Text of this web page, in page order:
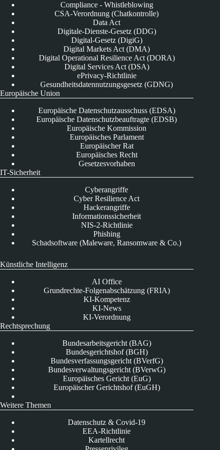
Compliance - Whistleblowing
CSA-Verordnung (Chatkontrolle)
Data Act
Digitale-Dienste-Gesetz (DDG)
Digital-Gesetz (DigiG)
Digital Markets Act (DMA)
Digital Operational Resilience Act (DORA)
Digital Services Act (DSA)
ePrivacy-Richtlinie
Gesundheitsdatennutzungsgesetz (GDNG)
Europäische Union
Europäische Datenschutzausschuss (EDSA)
Europäische Datenschutzbeauftragte (EDSB)
Europäische Kommission
Europäisches Parlament
Europäischer Rat
Europäisches Recht
Gesetzesvorhaben
IT-Sicherheit
Cyberangriffe
Cyber Resilience Act
Hackerangriffe
Informationssicherheit
NIS-2-Richtlinie
Phishing
Schadsoftware (Maleware, Ransomware & Co.)
Künstliche Intelligenz
AI Office
Grundrechte-Folgenabschätzung (FRIA)
KI-Kompetenz
KI-News
KI-Verordnung
Rechtsprechung
Bundesarbeitsgericht (BAG)
Bundesgerichtshof (BGH)
Bundesverfassungsgericht (BVerfG)
Bundesverwaltungsgericht (BVerwG)
Europäisches Gericht (EuG)
Europäischer Gerichtshof (EuGH)
Weitere Themen
Datenschutz & Covid-19
EEA-Richtlinie
Kartellrecht